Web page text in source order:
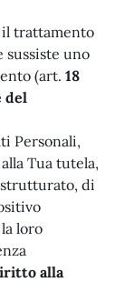
trattamento
sussiste uno
(art. 18
del
Personali,
Tua tutela,
di
loro
alla